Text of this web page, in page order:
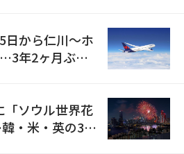
日から仁川〜ホ
年2ヶ月ぶり
「ソウル世界花
・米・英の3カ